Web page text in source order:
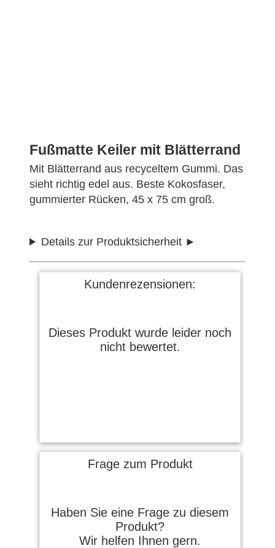
Fußmatte Keiler mit Blätterrand
Mit Blätterrand aus recyceltem Gummi. Das
sieht richtig edel aus. Beste Kokosfaser,
gummierter Rücken, 45 x 75 cm groß.
Details zur Produktsicherheit
Kundenrezensionen:
Dieses Produkt wurde leider noch
nicht bewertet.
Frage zum Produkt
Haben Sie eine Frage zu diesem
Produkt?
Wir helfen Ihnen gern.